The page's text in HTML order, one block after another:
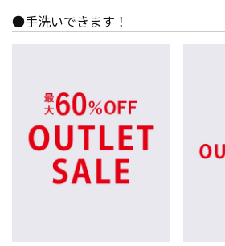
●手洗いできます！